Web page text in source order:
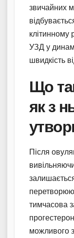
звичайних
клітинному
УЗД у
швидкість
Що
як з
Після
тимчасова
можливого